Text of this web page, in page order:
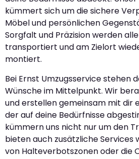
kümmert sich um die sichere
Möbel und persönlichen
Sorgfalt und Präzision werden
transportiert und am Zielort
montiert.
Bei Ernst Umzugsservice stehen
Wünsche im Mittelpunkt. Wir
und erstellen gemeinsam mit dir
der auf deine Bedürfnisse
kümmern uns nicht nur um den
bieten auch zusätzliche Services
von Halteverbotszonen oder die